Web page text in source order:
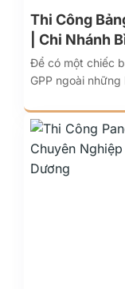
Thi Công
| Chi Nhánh
Để có một chiếc
GPP ngoài